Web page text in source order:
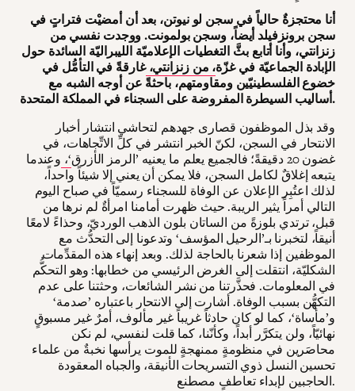
أنا محتجزةٌ حالياً في سجن لو نيوتن، بعد أن أمضيْت فتراتٍ في
سجن برونزفيلد أيضاً، وسجن بولمونت. ووجدت نفسي من
زنزانتي، وأنا أتابع بثَّ التغطيات الإعلاميّة الليبراليّة السائدة حول
الإبادة الجماعيّة في غزّة، من زنزانتي،غارقةً في التأمُّل في
خضوع الفلسطينيّين ومقاومتهم، باحثةً عن أوجه الشبه مع
أساليب السيطرة المفروضة على السجناء في المملكة المتحدة.
وقد بذل الموظفون قصارى جهدهم لتحاشي انتشار أخبار
الانتحار في السجن، لكنّ الخبر انتشر في كلِّ الاتِّجاهات، في
غضون 20 دقيقةً؛ فالجميع يعلم ما يعنيه ’الرمز الأزرق
‘، وعندما
يتبعه إغلاقٌ لكامل السجن، فلا يمكن أن يعني إلا شيئاً واحداً،
لذلك اعتُبِر الإعلان عن الوفاة للسجناء رسميّاً في صباح اليوم
التالي أمراً يثير الريبة. حيث ظهرت أمامنا امرأةٌ لم نرها من
قبل، ترتدي بلوزةً من الساتان بلون الذهب الورديّ، وحذاءً لامعًا
أنيقاً، لتخبرنا بـ’الرحيل المؤسف‘ وتدعونا إلى التحدُّث مع
الموظفين إذا شعرنا بالحاجة لذلك. وبعد إنهاء هذه المقدِّمات
الشكليّة، انتقلت إلى الغرض الرئيسي من خطابها: وهو التحكُّم
في المعلومات. فحذَّرتنا من نشر الشائعات، وحثتنا على عدم
التكهُّن بسبب الوفاة. أشارت إلى الانتحار باعتباره ’صدمة‘
و’مأساة‘، كما لو كان حادثاً غريباً غير مألوف، أمرٌ غير مسبوقٍ
نهائيّاً، ولن يتكرَّر أبداً، وكأنّنا، كما قلت لنفسي، لم نكن
محاصَرين في منظومةٍ ممنهجةٍ للموت يرأسها نخبةٌ من علماء
تحسين النسل ذوي التسريحات الأنيقة، والجباه المعقودة
الحاجبين لإبداء تعاطفٍ مصطنع.